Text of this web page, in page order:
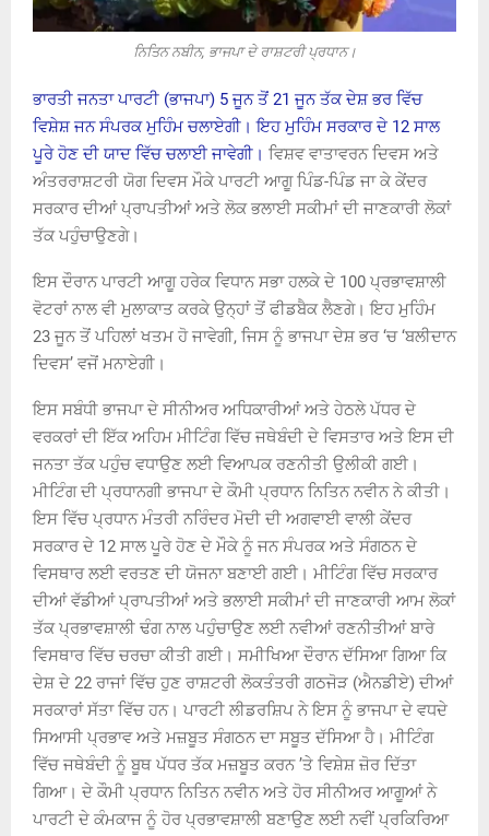
ਨਿਤਿਨ ਨਬੀਨ, ਭਾਜਪਾ ਦੇ ਰਾਸ਼ਟਰੀ ਪ੍ਰਧਾਨ।
ਭਾਰਤੀ ਜਨਤਾ ਪਾਰਟੀ (ਭਾਜਪਾ) 5 ਜੂਨ ਤੋਂ 21 ਜੂਨ ਤੱਕ ਦੇਸ਼ ਭਰ ਵਿੱਚ
ਵਿਸ਼ੇਸ਼ ਜਨ ਸੰਪਰਕ ਮੁਹਿੰਮ ਚਲਾਏਗੀ। ਇਹ ਮੁਹਿੰਮ ਸਰਕਾਰ ਦੇ 12 ਸਾਲ
ਪੂਰੇ ਹੋਣ ਦੀ ਯਾਦ ਵਿੱਚ ਚਲਾਈ ਜਾਵੇਗੀ। ਵਿਸ਼ਵ ਵਾਤਾਵਰਨ ਦਿਵਸ ਅਤੇ
ਅੰਤਰਰਾਸ਼ਟਰੀ ਯੋਗ ਦਿਵਸ ਮੌਕੇ ਪਾਰਟੀ ਆਗੂ ਪਿੰਡ-ਪਿੰਡ ਜਾ ਕੇ ਕੇਂਦਰ
ਸਰਕਾਰ ਦੀਆਂ ਪ੍ਰਾਪਤੀਆਂ ਅਤੇ ਲੋਕ ਭਲਾਈ ਸਕੀਮਾਂ ਦੀ ਜਾਣਕਾਰੀ ਲੋਕਾਂ
ਤੱਕ ਪਹੁੰਚਾਉਣਗੇ।
ਇਸ ਦੌਰਾਨ ਪਾਰਟੀ ਆਗੂ ਹਰੇਕ ਵਿਧਾਨ ਸਭਾ ਹਲਕੇ ਦੇ 100 ਪ੍ਰਭਾਵਸ਼ਾਲੀ
ਵੋਟਰਾਂ ਨਾਲ ਵੀ ਮੁਲਾਕਾਤ ਕਰਕੇ ਉਨ੍ਹਾਂ ਤੋਂ ਫੀਡਬੈਕ ਲੈਣਗੇ। ਇਹ ਮੁਹਿੰਮ
23 ਜੂਨ ਤੋਂ ਪਹਿਲਾਂ ਖਤਮ ਹੋ ਜਾਵੇਗੀ, ਜਿਸ ਨੂੰ ਭਾਜਪਾ ਦੇਸ਼ ਭਰ ‘ਚ ‘ਬਲੀਦਾਨ
ਦਿਵਸ’ ਵਜੋਂ ਮਨਾਏਗੀ।
ਇਸ ਸਬੰਧੀ ਭਾਜਪਾ ਦੇ ਸੀਨੀਅਰ ਅਧਿਕਾਰੀਆਂ ਅਤੇ ਹੇਠਲੇ ਪੱਧਰ ਦੇ
ਵਰਕਰਾਂ ਦੀ ਇੱਕ ਅਹਿਮ ਮੀਟਿੰਗ ਵਿੱਚ ਜਥੇਬੰਦੀ ਦੇ ਵਿਸਤਾਰ ਅਤੇ ਇਸ ਦੀ
ਜਨਤਾ ਤੱਕ ਪਹੁੰਚ ਵਧਾਉਣ ਲਈ ਵਿਆਪਕ ਰਣਨੀਤੀ ਉਲੀਕੀ ਗਈ।
ਮੀਟਿੰਗ ਦੀ ਪ੍ਰਧਾਨਗੀ ਭਾਜਪਾ ਦੇ ਕੌਮੀ ਪ੍ਰਧਾਨ ਨਿਤਿਨ ਨਵੀਨ ਨੇ ਕੀਤੀ।
ਇਸ ਵਿੱਚ ਪ੍ਰਧਾਨ ਮੰਤਰੀ ਨਰਿੰਦਰ ਮੋਦੀ ਦੀ ਅਗਵਾਈ ਵਾਲੀ ਕੇਂਦਰ
ਸਰਕਾਰ ਦੇ 12 ਸਾਲ ਪੂਰੇ ਹੋਣ ਦੇ ਮੌਕੇ ਨੂੰ ਜਨ ਸੰਪਰਕ ਅਤੇ ਸੰਗਠਨ ਦੇ
ਵਿਸਥਾਰ ਲਈ ਵਰਤਣ ਦੀ ਯੋਜਨਾ ਬਣਾਈ ਗਈ। ਮੀਟਿੰਗ ਵਿੱਚ ਸਰਕਾਰ
ਦੀਆਂ ਵੱਡੀਆਂ ਪ੍ਰਾਪਤੀਆਂ ਅਤੇ ਭਲਾਈ ਸਕੀਮਾਂ ਦੀ ਜਾਣਕਾਰੀ ਆਮ ਲੋਕਾਂ
ਤੱਕ ਪ੍ਰਭਾਵਸ਼ਾਲੀ ਢੰਗ ਨਾਲ ਪਹੁੰਚਾਉਣ ਲਈ ਨਵੀਆਂ ਰਣਨੀਤੀਆਂ ਬਾਰੇ
ਵਿਸਥਾਰ ਵਿੱਚ ਚਰਚਾ ਕੀਤੀ ਗਈ। ਸਮੀਖਿਆ ਦੌਰਾਨ ਦੱਸਿਆ ਗਿਆ ਕਿ
ਦੇਸ਼ ਦੇ 22 ਰਾਜਾਂ ਵਿੱਚ ਹੁਣ ਰਾਸ਼ਟਰੀ ਲੋਕਤੰਤਰੀ ਗਠਜੋੜ (ਐਨਡੀਏ) ਦੀਆਂ
ਸਰਕਾਰਾਂ ਸੱਤਾ ਵਿੱਚ ਹਨ। ਪਾਰਟੀ ਲੀਡਰਸ਼ਿਪ ਨੇ ਇਸ ਨੂੰ ਭਾਜਪਾ ਦੇ ਵਧਦੇ
ਸਿਆਸੀ ਪ੍ਰਭਾਵ ਅਤੇ ਮਜ਼ਬੂਤ ​​ਸੰਗਠਨ ਦਾ ਸਬੂਤ ਦੱਸਿਆ ਹੈ। ਮੀਟਿੰਗ
ਵਿੱਚ ਜਥੇਬੰਦੀ ਨੂੰ ਬੂਥ ਪੱਧਰ ਤੱਕ ਮਜ਼ਬੂਤ ​​ਕਰਨ ’ਤੇ ਵਿਸ਼ੇਸ਼ ਜ਼ੋਰ ਦਿੱਤਾ
ਗਿਆ। ਦੇ ਕੌਮੀ ਪ੍ਰਧਾਨ ਨਿਤਿਨ ਨਵੀਨ ਅਤੇ ਹੋਰ ਸੀਨੀਅਰ ਆਗੂਆਂ ਨੇ
ਪਾਰਟੀ ਦੇ ਕੰਮਕਾਜ ਨੂੰ ਹੋਰ ਪ੍ਰਭਾਵਸ਼ਾਲੀ ਬਣਾਉਣ ਲਈ ਨਵੀਂ ਪ੍ਰਕਿਰਿਆ